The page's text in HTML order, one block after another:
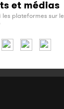
et médias
les plateformes sur